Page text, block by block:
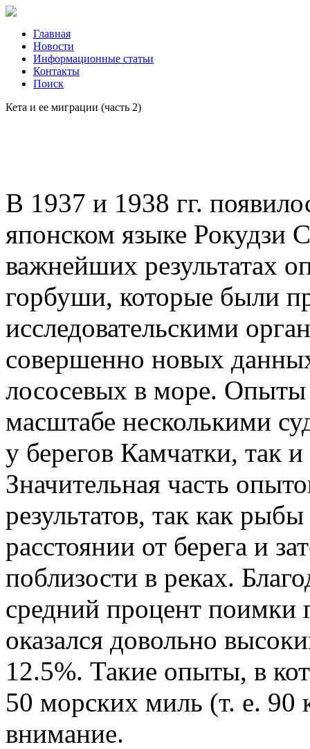
Главная
Новости
Информационные статьи
Контакты
Поиск
Кета и ее миграции (часть 2)
В 1937 и 1938 гг.
японском языке
важнейших результатах
горбуши, которые были
исследовательскими
совершенно новых
лососевых в море.
масштабе несколькими
у берегов Камчатки, так
Значительная часть
результатов, так как
расстоянии от берега и
поблизости в реках.
средний процент
оказался довольно
12.5%. Такие опыты, в
50 морских миль (т. е. 90
внимание.